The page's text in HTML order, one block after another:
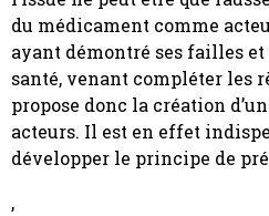
du médicament comme
ayant démontré ses failles
santé, venant compléter les
propose donc la création
acteurs. Il est en effet
développer le principe de
,